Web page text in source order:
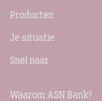
Producten
Je situatie
Snel naar
Waarom ASN Bank?